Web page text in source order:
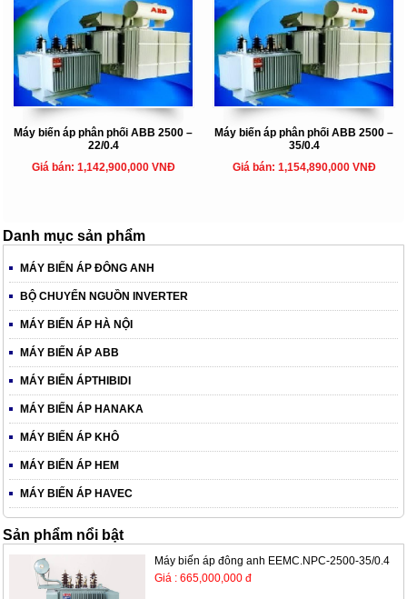
Máy biến áp phân phối ABB 2500 –
22/0.4
Giá bán: 1,142,900,000 VNĐ
Máy biến áp phân phối ABB 2500 –
35/0.4
Giá bán: 1,154,890,000 VNĐ
Danh mục sản phẩm
MÁY BIẾN ÁP ĐÔNG ANH
BỘ CHUYỂN NGUỒN INVERTER
MÁY BIẾN ÁP HÀ NỘI
MÁY BIẾN ÁP ABB
MÁY BIẾN ÁPTHIBIDI
MÁY BIẾN ÁP HANAKA
MÁY BIẾN ÁP KHÔ
MÁY BIẾN ÁP HEM
MÁY BIẾN ÁP HAVEC
Sản phẩm nổi bật
Máy biến áp đông anh EEMC.NPC-2500-35/0.4
Giá : 665,000,000 đ